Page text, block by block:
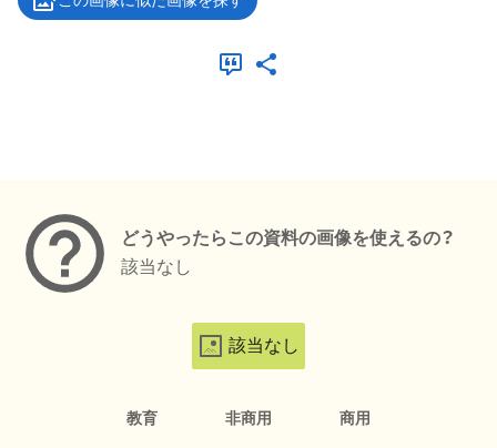
どうやったらこの資料の画像を使えるの？
該当なし
該当なし
教育 非商用 商用